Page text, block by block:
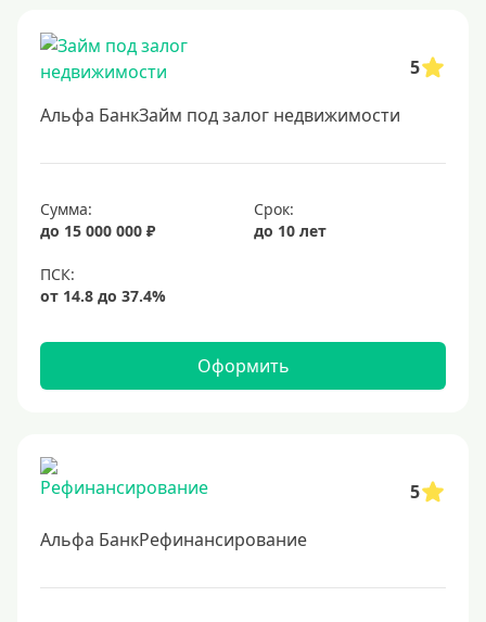
5
Альфа БанкЗайм под залог недвижимости
Сумма:
до 15 000 000 ₽
Срок:
до 10 лет
Оформить
5
Альфа БанкРефинансирование